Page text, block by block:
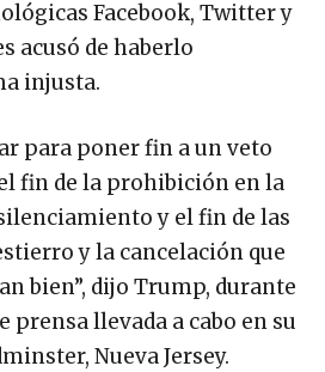
Facebook, Twitter y
acusó de haberlo
injusta.
para poner fin a un veto
fin de la prohibición en la
y el fin de las
y la cancelación que
bien”, dijo Trump, durante
prensa llevada a cabo en su
Nueva Jersey.